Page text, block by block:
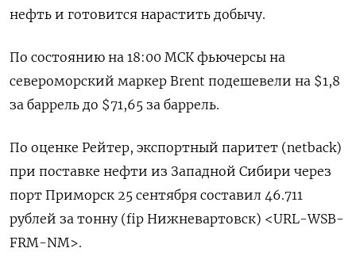
нефть и готовится нарастить добычу.
По состоянию на 18:00 МСК фьючерсы на
североморский маркер Brent подешевели на $1,8
за баррель до $71,65 за баррель.
По оценке Рейтер, экспортный паритет (netback)
при поставке нефти из Западной Сибири через
порт Приморск 25 сентября составил 46.711
рублей за тонну (fip Нижневартовск) <URL-WSB-
FRM-NM>.